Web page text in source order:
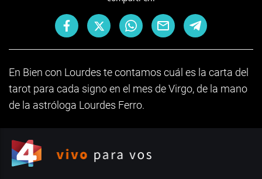
En Bien con Lourdes te contamos cuál es la carta del
tarot para cada signo en el mes de Virgo, de la mano
de la astróloga Lourdes Ferro.